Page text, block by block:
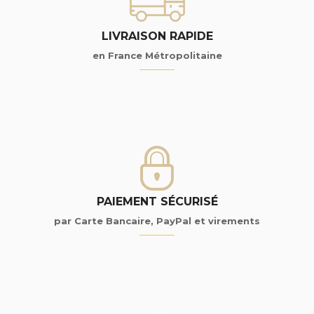
LIVRAISON RAPIDE
en France Métropolitaine
PAIEMENT SÉCURISÉ
par Carte Bancaire, PayPal et virements